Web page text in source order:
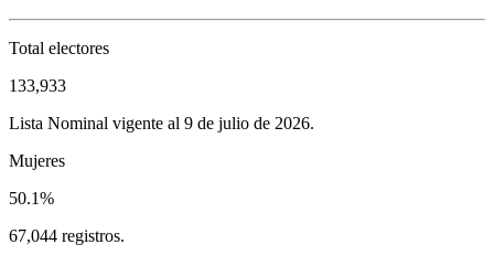
Total electores
133,933
Lista Nominal vigente al 9 de julio de 2026.
Mujeres
50.1%
67,044 registros.